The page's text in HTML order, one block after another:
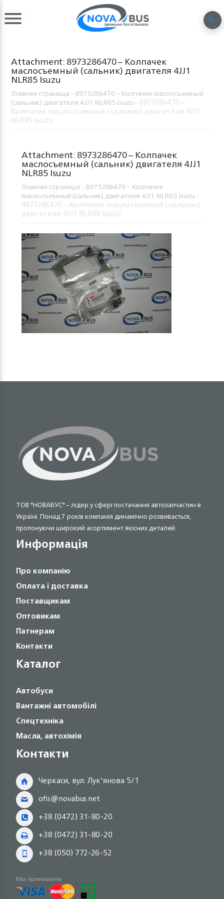
Attachment: 8973286470 – Колпачек
маслосъемный (сальник) двигателя 4JJ1
NLR85 Isuzu
Главная страница 8973286470 – Колпачек маслосъемный
(сальник) двигателя 4JJ1 NLR85 Isuzu
Attachment: 8973286470 – Колпачек
маслосъемный (сальник) двигателя 4JJ1
NLR85 Isuzu
Главная страница 8973286470 – Колпачек
маслосъемный (сальник) двигателя 4JJ1 NLR85 Isuzu
ТОВ "НОВАБУС" – лідер у сфері постачання автозапчастин в
Україні. Понад 7 років компанія динамічно розвивається,
пропонуючи широкий асортимент якісних деталей.
Информація
Про компанію
Оплата і доставка
Поставщикам
Оптовикам
Патнерам
Контакти
Каталог
Автобуси
Вантажні автомобілі
Спецтехніка
Масла, автохімія
Контакти
Черкаси, вул. Лук'янова 5/1
ofis@novabus.net
+38 (0472) 31-80-20
+38 (0472) 31-80-20
+38 (050) 772-26-52
Мы принимаем